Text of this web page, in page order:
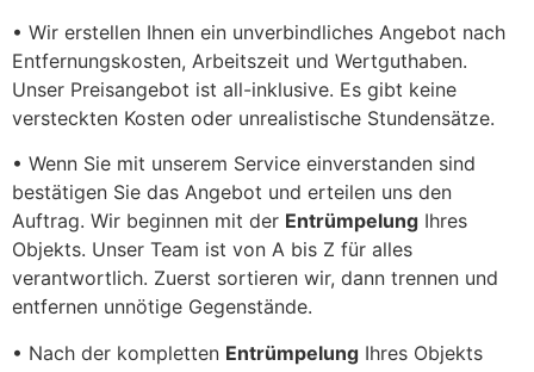
• Wir erstellen Ihnen ein unverbindliches Angebot nach
Entfernungskosten, Arbeitszeit und Wertguthaben.
Unser Preisangebot ist all-inklusive. Es gibt keine
versteckten Kosten oder unrealistische Stundensätze.
• Wenn Sie mit unserem Service einverstanden sind
bestätigen Sie das Angebot und erteilen uns den
Auftrag. Wir beginnen mit der Entrümpelung Ihres
Objekts. Unser Team ist von A bis Z für alles
verantwortlich. Zuerst sortieren wir, dann trennen und
entfernen unnötige Gegenstände.
• Nach der kompletten Entrümpelung Ihres Objekts